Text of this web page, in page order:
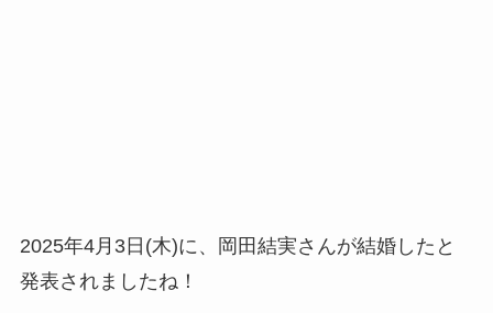
2025年4月3日(木)に、岡田結実さんが結婚したと
発表されましたね！